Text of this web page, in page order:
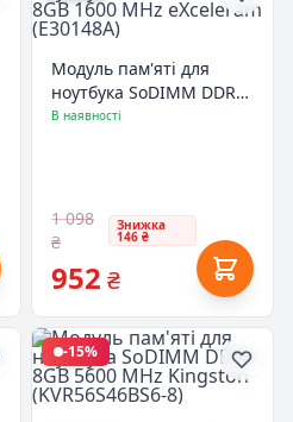
Модуль пам'яті для
ноутбука SoDIMM DDR3
8GB 1600 MHz
В наявності
1 098
₴
Знижка
146 ₴
952 ₴
-15%